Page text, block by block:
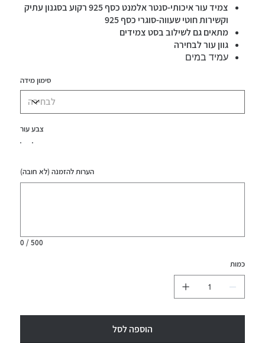
צמיד עור איכותי-סנטר אלמנט כסף 925 רקוע בסגנון עתיק
וקשירות חוטי שעווה-סוגרי כסף 925
מתאים גם לשילוב בסט צמידים
גוון עור לבחירה
עמיד במים
סימון מידה
צבע עור
הערות להזמנה (לא חובה)
0 / 500
כמות
הוספה לסל